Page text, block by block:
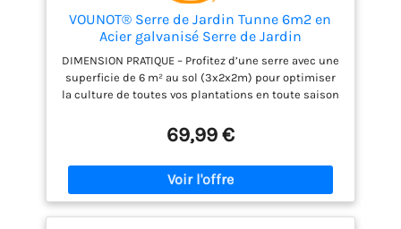
VOUNOT® Serre de Jardin Tunne 6m2 en
Acier galvanisé Serre de Jardin
Maraichère Verte Idéale pour Faire Pousser
et protéger Vos Plantes en Toutes Saisons
DIMENSION PRATIQUE – Profitez d’une serre avec une
superficie de 6 m² au sol (3x2x2m) pour optimiser
la culture de toutes vos plantations en toute saison
2m, vous pourrez aisément rester à l’intérieur
debout! BÂCHE RENFORCÉE HAUTE PROTECTION ET
ANTI UV- La bâche de notre serre est traitée anti UV
et résistant à l’eau. Elle est faîtes en polyéthylène
haute densité de 140g/m2 permettant une forte
résistance aux UV. Ne vous inquiétez plus de voir
69,99 €